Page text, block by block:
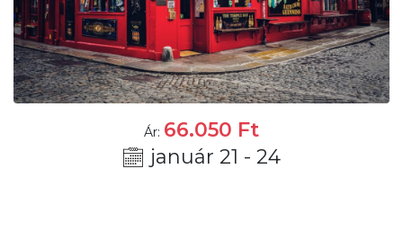
Ár: 66.050 Ft
január 21 - 24